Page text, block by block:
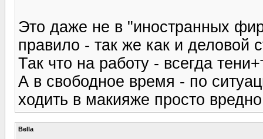
Это даже не в "иностранных
правило - так же как и деловой
Так что на работу - всегда
А в свободное время - по
ходить в макияже просто
Bella